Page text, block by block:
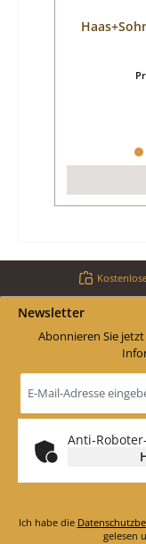
Newsletter
Abonnieren Sie
Mail-
*
Anti-
Ich habe die
gelesen